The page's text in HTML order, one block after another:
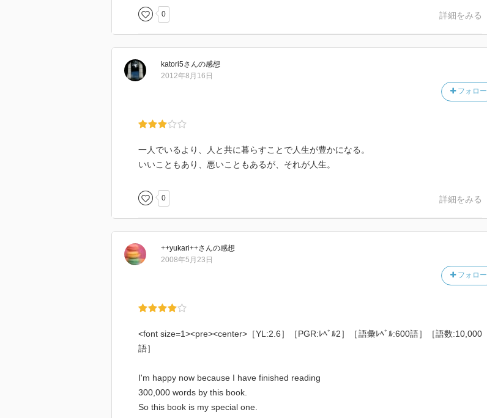
0 詳細をみる
katori5さんの感想
フォロー
2012年8月16日
一人でいるより、人と共に暮らすことで人生が豊かになる。
いいこともあり、悪いこともあるが、それが人生。
0 詳細をみる
++yukari++さんの感想
フォロー
2008年5月23日
<font size=1><pre><center>［YL:2.6］［PGR:ﾚﾍﾞﾙ2］［語彙ﾚﾍﾞﾙ:600語］［語数:10,000
語］
I'm happy now because I have finished reading
300,000 words by this book.
So this book is my special one.